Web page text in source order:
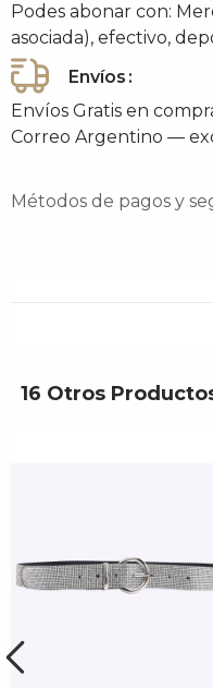
Podes abonar con:
asociada), efectivo,
Envíos
Envíos Gratis en
Correo Argentino —
Métodos de pagos y
16 Otros